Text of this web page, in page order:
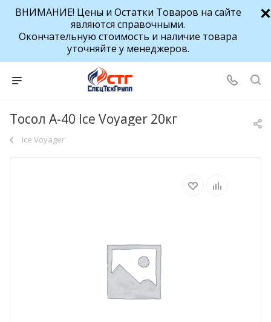
ВНИМАНИЕ! Цены и Остатки Товаров на сайте
являются справочными.
Окончательную стоимость и наличие товара
уточняйте у менеджеров.
Тосол А-40 Ice Voyager 20кг
Ice Voyager